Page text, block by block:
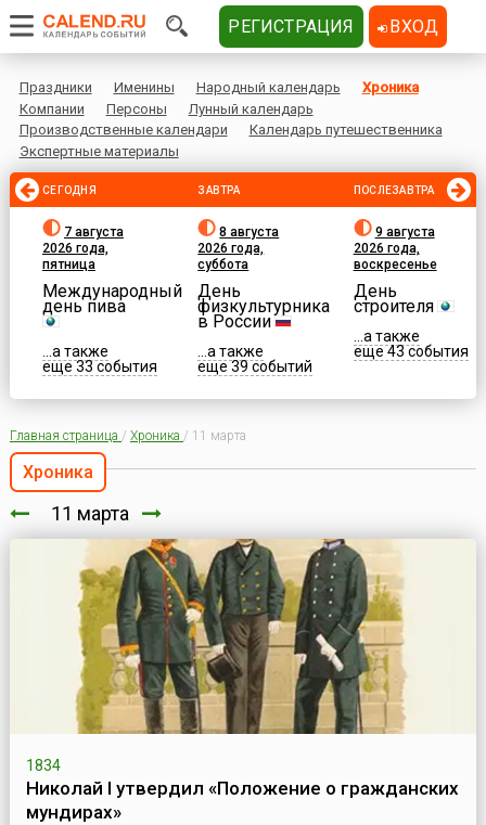
Праздники Именины Народный календарь
Хроника
Компании
Персоны
Лунный календарь
Производственные календари
Календарь путешественника
Экспертные материалы
СЕГОДНЯ
7 августа
2026 года,
пятница
Международный
день пива
...а также
еще 33 события
ЗАВТРА
8 августа
2026 года,
суббота
День
физкультурника
в России
...а также
еще 39 событий
ПОСЛЕЗАВТРА
9 августа
2026 года,
воскресенье
День
строителя
...а также
еще 43 события
Главная страница / Хроника / 11 марта
Хроника
11 марта
1834
Николай I утвердил «Положение о гражданских
мундирах»
РЕГИСТРАЦИЯ ВХОД